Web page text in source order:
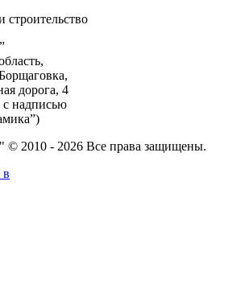
дорога, 4
с надписью
- 2026 Все права защищены.